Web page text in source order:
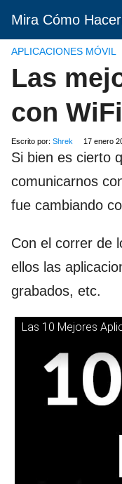
Mira Cómo
APLICACIONES MÓVIL
Las
con
Escrito por: Shrek 17 enero
Si bien es cierto
comunicarnos
fue cambiando
Con el correr de
ellos las
grabados, etc.
Las 10 Mejores